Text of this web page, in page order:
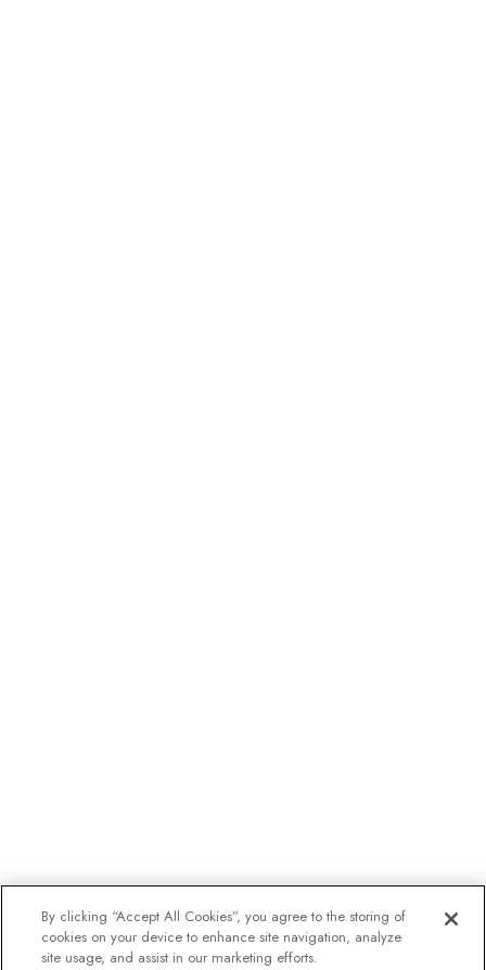
By clicking “Accept All Cookies”, you agree to the storing of
cookies on your device to enhance site navigation, analyze
site usage, and assist in our marketing efforts.